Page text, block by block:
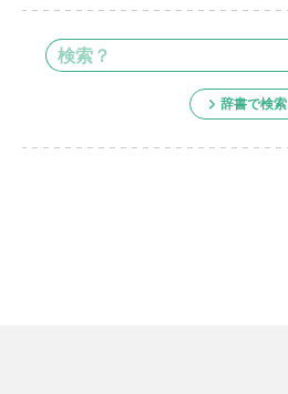
辞書で検索